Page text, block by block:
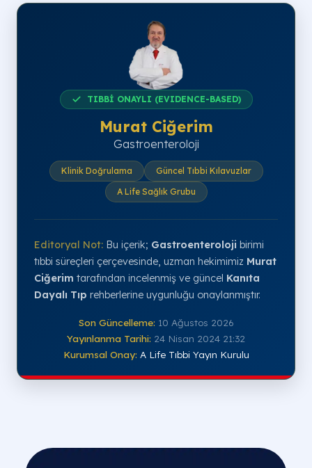
TIBBİ ONAYLI (EVIDENCE-BASED)
Murat Ciğerim
Gastroenteroloji
Klinik Doğrulama
Güncel Tıbbi Kılavuzlar
A Life Sağlık Grubu
Editoryal Not: Bu içerik; Gastroenteroloji birimi
tıbbi süreçleri çerçevesinde, uzman hekimimiz Murat
Ciğerim tarafından incelenmiş ve güncel Kanıta
Dayalı Tıp rehberlerine uygunluğu onaylanmıştır.
Son Güncelleme: 10 Ağustos 2026
Yayınlanma Tarihi: 24 Nisan 2024 21:32
Kurumsal Onay: A Life Tıbbi Yayın Kurulu